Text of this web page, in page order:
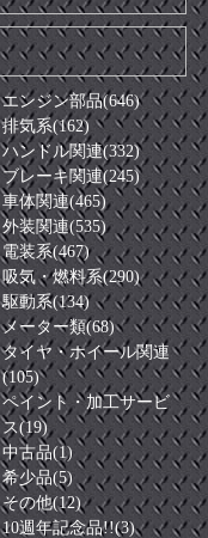
エンジン部品(646)
排気系(162)
ハンドル関連(332)
ブレーキ関連(245)
車体関連(465)
外装関連(535)
電装系(467)
吸気・燃料系(290)
駆動系(134)
メーター類(68)
タイヤ・ホイール関連
(105)
ペイント・加工サービ
ス(19)
中古品(1)
希少品(5)
その他(12)
10週年記念品!!(3)